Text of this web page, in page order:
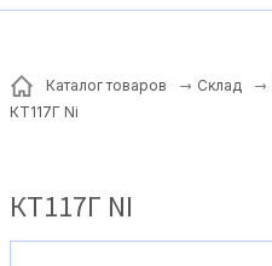
Каталог товаров Склад
КТ117Г Ni
КТ117Г NI